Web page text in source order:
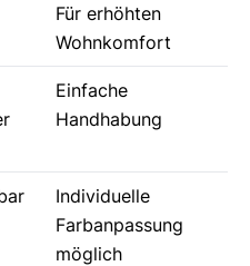
Für erhöhten
Wohnkomfort
Einfache
Handhabung
Individuelle
Farbanpassung
möglich